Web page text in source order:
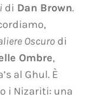
di Dan Brown.
Oscurodi
Ombre,
al Ghul. È
i Nizariti: una